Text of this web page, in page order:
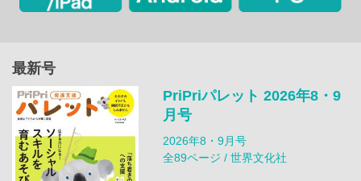
最新号
PriPriパレット 2026年8・9
月号
2026年8・9月号
全89ページ / 世界文化社